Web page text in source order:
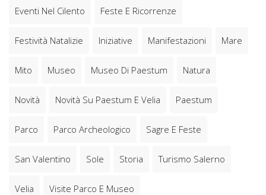
Eventi Nel Cilento Feste E Ricorrenze
Festività Natalizie Iniziative Manifestazioni Mare
Mito Museo Museo Di Paestum Natura
Novità Novità Su Paestum E Velia Paestum
Parco Parco Archeologico Sagre E Feste
San Valentino Sole Storia Turismo Salerno
Velia Visite Parco E Museo